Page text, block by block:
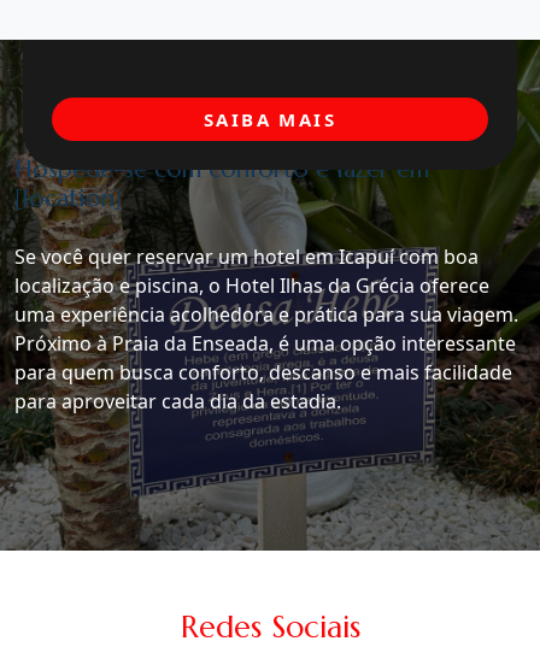
Hospede-se com conforto e lazer em
[location]
Se você quer reservar um hotel em Icapuí com boa
localização e piscina, o Hotel Ilhas da Grécia oferece
uma experiência acolhedora e prática para sua viagem.
Próximo à Praia da Enseada, é uma opção interessante
para quem busca conforto, descanso e mais facilidade
para aproveitar cada dia da estadia.
SAIBA MAIS
Redes Sociais